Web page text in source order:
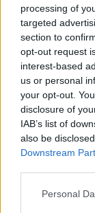
processing of
targeted
section to
opt-out request
interest-based
us or personal
your opt-out.
disclosure of
IAB’s list of
also be
Downstream
Please note
Personal
Semmilyen